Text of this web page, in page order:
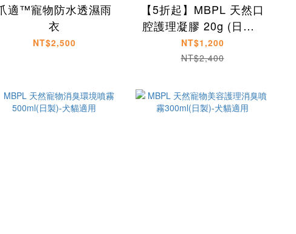
適™寵物防水透濕雨
衣
NT$2,500
【5折起】MBPL 天然口
腔護理凝膠 20g (日製)-
犬用、貓用
NT$1,200
NT$2,400